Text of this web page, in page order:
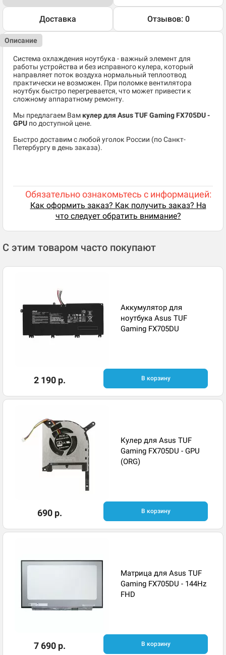
Доставка Отзывов: 0
Описание
Система охлаждения ноутбука - важный элемент для
работы устройства и без исправного кулера, который
направляет поток воздуха нормальный теплоотвод
практически не возможен. При поломке вентилятора
ноутбук быстро перегревается, что может привести к
сложному аппаратному ремонту.
Мы предлагаем Вам кулер для Asus TUF Gaming FX705DU -
GPU по доступной цене.
Быстро доставим с любой уголок России (по Санкт-
Петербургу в день заказа).
Обязательно ознакомьтесь с информацией:
Как оформить заказ? Как получить заказ? На
что следует обратить внимание?
С этим товаром часто покупают
Аккумулятор для
ноутбука Asus TUF
Gaming FX705DU
2 190 р. В корзину
Кулер для Asus TUF
Gaming FX705DU - GPU
(ORG)
690 р. В корзину
Матрица для Asus TUF
Gaming FX705DU - 144Hz
FHD
7 690 р. В корзину